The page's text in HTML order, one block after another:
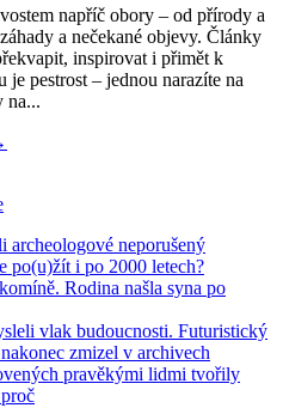
napříč obory – od přírody a
a nečekané objevy. Články
inspirovat i přimět k
pestrost – jednou narazíte na
na...
neporušený
po(u)žít i po 2000 letech?
Rodina našla syna po
vlak budoucnosti. Futuristický
zmizel v archivech
pravěkými lidmi tvořily